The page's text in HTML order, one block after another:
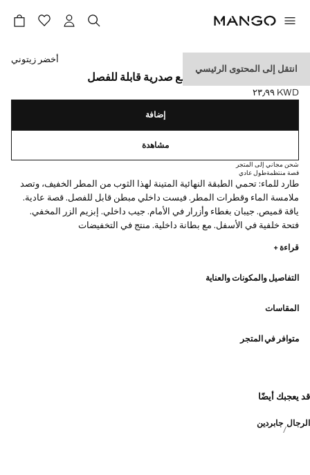
انتقل إلى المحتوى الرئيسي
معطف باركا مقاوم للماء مع صدرية قابلة للفصل
السعر الحالي [KWD ٢٣٫٩٩ ]
KWD ٢٣٫٩٩
حدد اللون
أخضر زيتوني
إضافة
مشاهدة
شحن مجاني إلى المتجر
قصة منتظمةطول عادي
طارد للماء: تحمي الطبقة النهائية المتينة لهذا الثوب من المطر الخفيف، وتصد
ملامسة الماء وقطرات المطر. فيست داخلي مبطن قابل للفصل. قصة عادية.
ياقة قميص. جيبان بغطاء وأزرار في الأمام. جيب داخلي. إبزيم الزر المخفي.
فتحة خلفية في الأسفل. مع بطانة داخلية. منتج في التخفيضات
قراءة +
التفاصيل والمكونات والعناية
المقاسات
متوافر في المتجر
قد يعجبك أيضًا
الرجال جابردين